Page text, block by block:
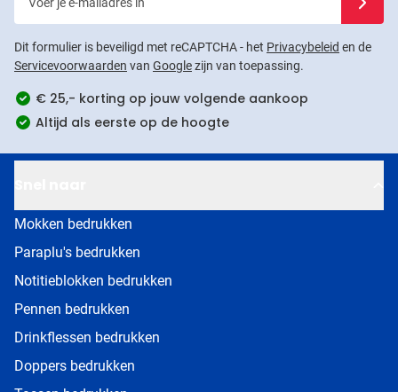
Dit formulier is beveiligd met reCAPTCHA - het Privacybeleid en de
Servicevoorwaarden van Googlezijn van toepassing.
€ 25,- korting op jouw volgende aankoop
Altijd als eerste op de hoogte
Mokken bedrukken
Paraplu's bedrukken
Notitieblokken bedrukken
Pennen bedrukken
Drinkflessen bedrukken
Doppers bedrukken